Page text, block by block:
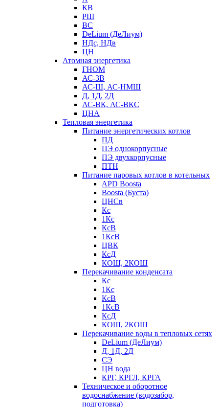
КВ
РШ
ВС
DeLium (ДеЛиум)
НДс, НДв
ЦН
Атомная энергетика
ГНОМ
АС-3В
АС-Ш, АС-НМШ
Д, 1Д, 2Д
АС-ВК, АС-ВКС
ЦНА
Тепловая энергетика
Питание энергетических котлов
ПД
ПЭ однокорпусные
ПЭ двухкорпусные
ПТН
Питание паровых котлов в котельных
APD Boosta
Boosta (Буста)
ЦНСв
Кс
1Кс
КсВ
1КсВ
ЦВК
КсД
КОШ, 2КОШ
Перекачивание конденсата
Кс
1Кс
КсВ
1КсВ
КсД
КОШ, 2КОШ
Перекачивание воды в тепловых сетях
DeLium (ДеЛиум)
Д, 1Д, 2Д
СЭ
ЦН вода
КРГ, КРГЛ, КРГА
Техническое и оборотное
водоснабжение (водозабор,
подготовка)